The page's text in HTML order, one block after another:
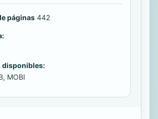
páginas 442
disponibles:
MOBI